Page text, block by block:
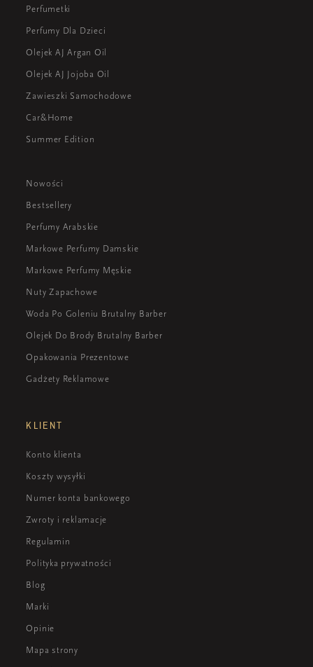
Perfumetki
Perfumy Dla Dzieci
Olejek AJ Argan Oil
Olejek AJ Jojoba Oil
Zawieszki Samochodowe
Car&Home
Summer Edition
Nowości
Bestsellery
Perfumy Arabskie
Markowe Perfumy Damskie
Markowe Perfumy Męskie
Nuty Zapachowe
Woda Po Goleniu Brutalny Barber
Olejek Do Brody Brutalny Barber
Opakowania Prezentowe
Gadżety Reklamowe
KLIENT
Konto klienta
Koszty wysyłki
Numer konta bankowego
Zwroty i reklamacje
Regulamin
Polityka prywatności
Blog
Marki
Opinie
Mapa strony